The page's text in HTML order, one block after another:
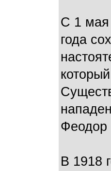
С 1 мая
года
Феодор
В 1918